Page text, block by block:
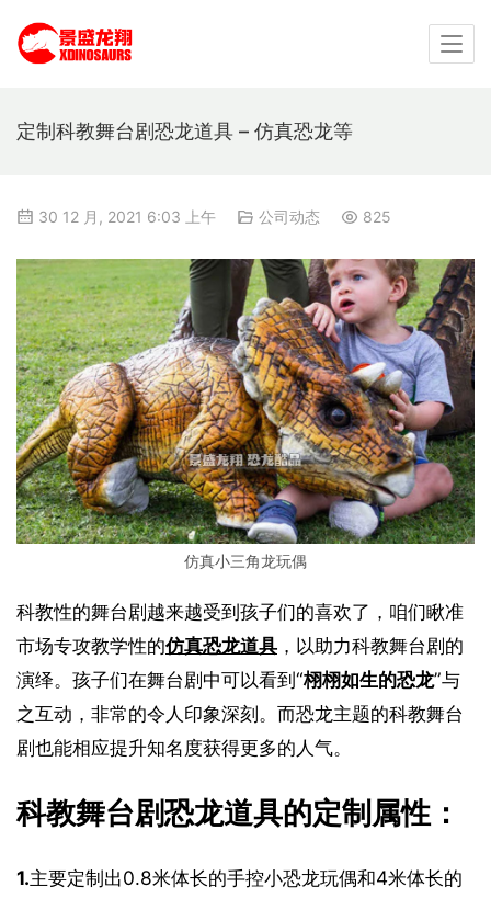
定制科教舞台剧恐龙道具 – 仿真恐龙等
30 12 月, 2021 6:03 上午 公司动态 825
仿真小三角龙玩偶
科教性的舞台剧越来越受到孩子们的喜欢了，咱们瞅准
市场专攻教学性的仿真恐龙道具 ，以助力科教舞台剧的
演绎。孩子们在舞台剧中可以看到“栩栩如生的恐龙”与
之互动，非常的令人印象深刻。而恐龙主题的科教舞台
剧也能相应提升知名度获得更多的人气。
科教舞台剧恐龙道具的定制属性：
1.主要定制出0.8米体长的手控小恐龙玩偶和4米体长的